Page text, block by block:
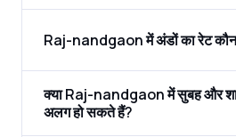
Raj-nandgaon में अंडों का रेट
क्या Raj-nandgaon में सुबह और
अलग हो सकते हैं?